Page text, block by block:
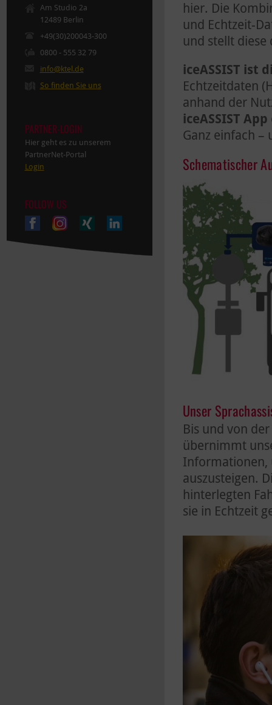
Am Studio 2a
12489 Berlin
+49(30)200043-300
0800 - 555 32 79
info@ktel.de
So finden Sie uns
PARTNER-LOGIN
Hier geht es zu unserem
PartnerNet-Portal
Login
FOLLOW US
hier. Die
und Echtzeit-
und stellt diese
iceASSIST ist
Echtzeitdaten
anhand der
iceASSIST App
Ganz einfach –
Schematischer
Unser
Bis und von
übernimmt
Informationen,
auszusteigen.
hinterlegten
sie in Echtzeit